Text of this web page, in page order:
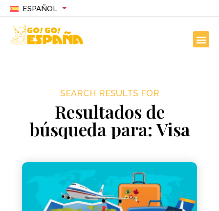
ESPAÑOL
SEARCH RESULTS FOR
Resultados de
búsqueda para: Visa